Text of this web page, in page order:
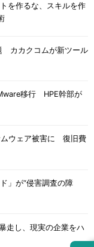
を作るな、スキルを作
カカクコムが新ツール
移行 HPE幹部が
ムウェア被害に 復旧費
」が“侵害調査の障
走し、現実の企業をハ